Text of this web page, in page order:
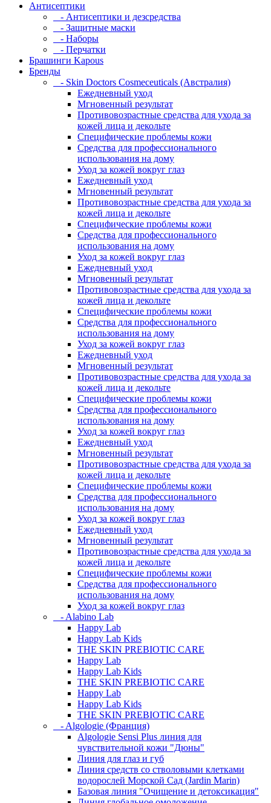
Антисептики
- Антисептики и дезсредства
- Защитные маски
- Наборы
- Перчатки
Брашинги Kapous
Бренды
- Skin Doctors Cosmeceuticals (Австралия)
Ежедневный уход
Мгновенный результат
Противовозрастные средства для ухода за
кожей лица и декольте
Специфические проблемы кожи
Средства для профессионального
использования на дому
Уход за кожей вокруг глаз
Ежедневный уход
Мгновенный результат
Противовозрастные средства для ухода за
кожей лица и декольте
Специфические проблемы кожи
Средства для профессионального
использования на дому
Уход за кожей вокруг глаз
Ежедневный уход
Мгновенный результат
Противовозрастные средства для ухода за
кожей лица и декольте
Специфические проблемы кожи
Средства для профессионального
использования на дому
Уход за кожей вокруг глаз
Ежедневный уход
Мгновенный результат
Противовозрастные средства для ухода за
кожей лица и декольте
Специфические проблемы кожи
Средства для профессионального
использования на дому
Уход за кожей вокруг глаз
Ежедневный уход
Мгновенный результат
Противовозрастные средства для ухода за
кожей лица и декольте
Специфические проблемы кожи
Средства для профессионального
использования на дому
Уход за кожей вокруг глаз
Ежедневный уход
Мгновенный результат
Противовозрастные средства для ухода за
кожей лица и декольте
Специфические проблемы кожи
Средства для профессионального
использования на дому
Уход за кожей вокруг глаз
- Alabino Lab
Happy Lab
Happy Lab Kids
THE SKIN PREBIOTIC CARE
Happy Lab
Happy Lab Kids
THE SKIN PREBIOTIC CARE
Happy Lab
Happy Lab Kids
THE SKIN PREBIOTIC CARE
- Algologie (Франция)
Algologie Sensi Plus линия для
чувcтвительной кожи "Дюны"
Линия для глаз и губ
Линия средств со стволовыми клетками
водорослей Морской Сад (Jardin Marin)
Базовая линия "Очищение и детоксикация"